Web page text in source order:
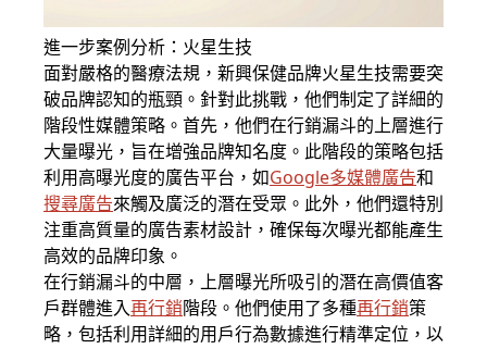
進一步案例分析：火星生技
面對嚴格的醫療法規，新興保健品牌火星生技需要突
破品牌認知的瓶頸。針對此挑戰，他們制定了詳細的
階段性媒體策略。首先，他們在行銷漏斗的上層進行
大量曝光，旨在增強品牌知名度。此階段的策略包括
利用高曝光度的廣告平台，如Google多媒體廣告和
搜尋廣告來觸及廣泛的潛在受眾。此外，他們還特別
注重高質量的廣告素材設計，確保每次曝光都能產生
高效的品牌印象。
在行銷漏斗的中層，上層曝光所吸引的潛在高價值客
戶群體進入再行銷階段。他們使用了多種再行銷策
略，包括利用詳細的用戶行為數據進行精準定位，以